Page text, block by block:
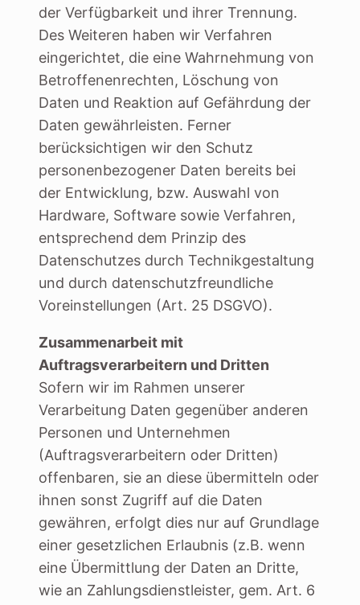
der Verfügbarkeit und ihrer Trennung.
Des Weiteren haben wir Verfahren
eingerichtet, die eine Wahrnehmung von
Betroffenenrechten, Löschung von
Daten und Reaktion auf Gefährdung der
Daten gewährleisten. Ferner
berücksichtigen wir den Schutz
personenbezogener Daten bereits bei
der Entwicklung, bzw. Auswahl von
Hardware, Software sowie Verfahren,
entsprechend dem Prinzip des
Datenschutzes durch Technikgestaltung
und durch datenschutzfreundliche
Voreinstellungen (Art. 25 DSGVO).
Zusammenarbeit mit
Auftragsverarbeitern und Dritten
Sofern wir im Rahmen unserer
Verarbeitung Daten gegenüber anderen
Personen und Unternehmen
(Auftragsverarbeitern oder Dritten)
offenbaren, sie an diese übermitteln oder
ihnen sonst Zugriff auf die Daten
gewähren, erfolgt dies nur auf Grundlage
einer gesetzlichen Erlaubnis (z.B. wenn
eine Übermittlung der Daten an Dritte,
wie an Zahlungsdienstleister, gem. Art. 6